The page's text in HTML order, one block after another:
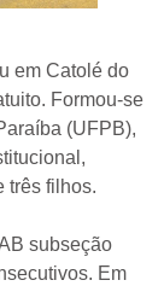
em Catolé do
Formou-se
(UFPB),
três filhos.
subseção
Em